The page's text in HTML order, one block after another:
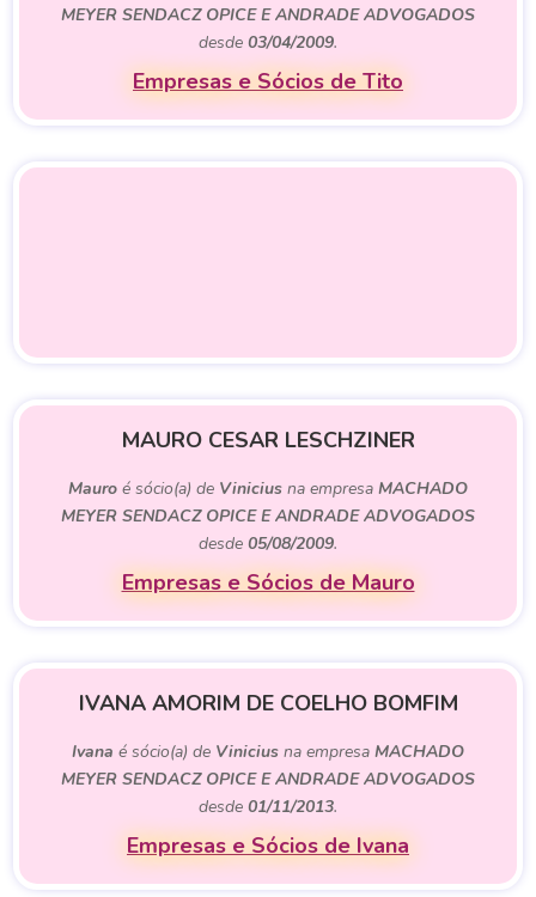
MEYER SENDACZ OPICE E ANDRADE ADVOGADOS
desde 03/04/2009.
Empresas e Sócios de Tito
MAURO CESAR LESCHZINER
Mauro é sócio(a) de Vinicius na empresa MACHADO
MEYER SENDACZ OPICE E ANDRADE ADVOGADOS
desde 05/08/2009.
Empresas e Sócios de Mauro
IVANA AMORIM DE COELHO BOMFIM
Ivana é sócio(a) de Vinicius na empresa MACHADO
MEYER SENDACZ OPICE E ANDRADE ADVOGADOS
desde 01/11/2013.
Empresas e Sócios de Ivana